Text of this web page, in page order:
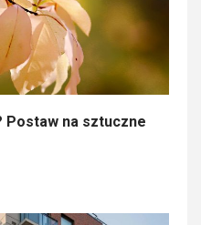
Postaw na sztuczne